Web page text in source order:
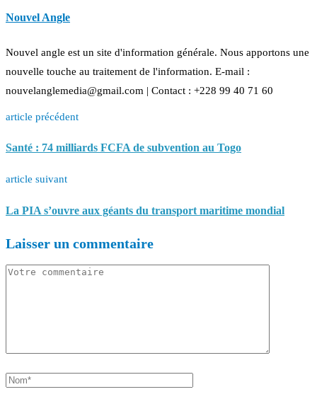
Nouvel Angle
Nouvel angle est un site d'information générale. Nous apportons une
nouvelle touche au traitement de l'information. E-mail :
nouvelanglemedia@gmail.com | Contact : +228 99 40 71 60
article précédent
Santé : 74 milliards FCFA de subvention au Togo
article suivant
La PIA s’ouvre aux géants du transport maritime mondial
Laisser un commentaire